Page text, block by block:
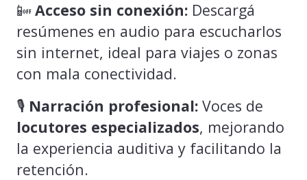
📴Acceso sin conexión: Descargá
resúmenes en audio para escucharlos
sin internet, ideal para viajes o zonas
con mala conectividad.
🎙️ Narración profesional: Voces de
locutores especializados, mejorando
la experiencia auditiva y facilitando la
retención.